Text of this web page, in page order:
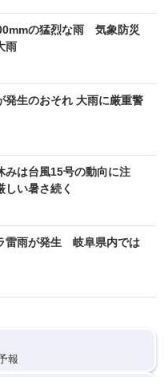
の猛烈な雨 気象防災
雨
発生のおそれ 大雨に厳重警
は台風15号の動向に注
い暑さ続く
雷雨が発生 岐阜県内では
報